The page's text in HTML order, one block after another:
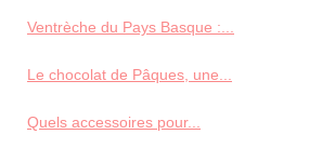
Ventrèche du Pays Basque :...
Le chocolat de Pâques, une...
Quels accessoires pour...